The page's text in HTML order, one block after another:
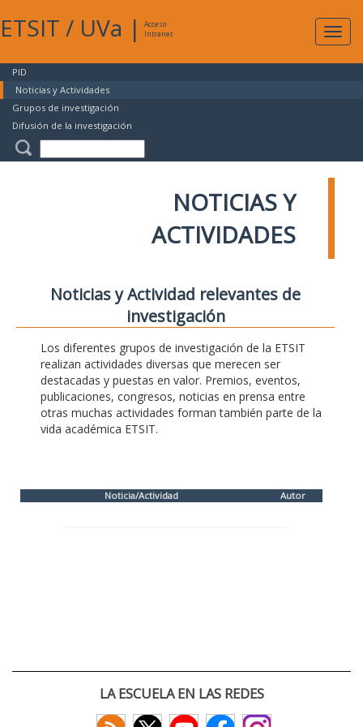
ETSIT / UVa |
Acceso
Intranet
PID
Noticias y Actividades
Grupos de investigación
Difusión de la investigación
NOTICIAS Y
ACTIVIDADES
Noticias y Actividad relevantes de
investigación
Los diferentes grupos de investigación de la ETSIT
realizan actividades diversas que merecen ser
destacadas y puestas en valor. Premios, eventos,
publicaciones, congresos, noticias en prensa entre
otras muchas actividades forman también parte de la
vida académica ETSIT.
Noticia/Actividad Autor
LA ESCUELA EN LAS REDES